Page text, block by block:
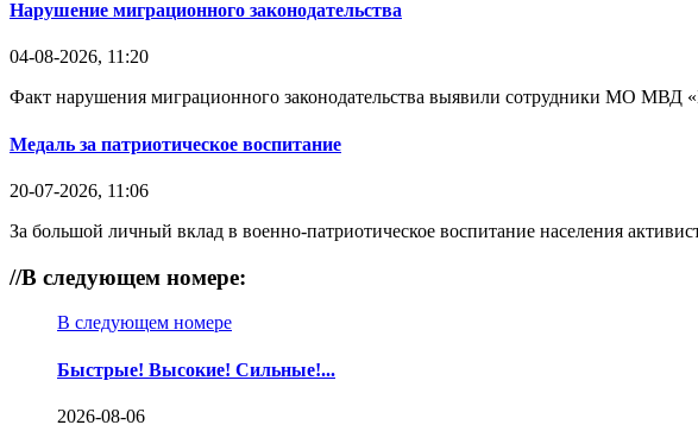
Нарушение миграционного законодательства
04-08-2026, 11:20
Факт нарушения миграционного законодательства выявили сотрудники МО МВД
Медаль за патриотическое воспитание
20-07-2026, 11:06
За большой личный вклад в военно-патриотическое воспитание населения
//В следующем номере:
В следующем номере
Быстрые! Высокие! Сильные!...
2026-08-06